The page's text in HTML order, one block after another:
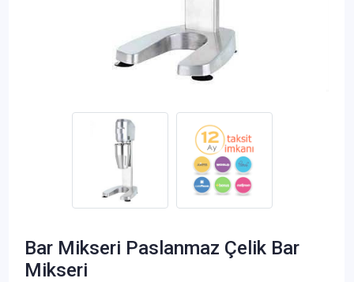
Bar Mikseri Paslanmaz Çelik Bar
Mikseri